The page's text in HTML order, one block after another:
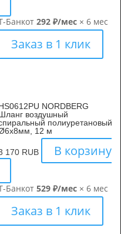
Банкот292 ₽/мес × 6 мес
Заказ в 1 клик
NORDBERG
воздушный
полиуретановый
12 м
170 RUB В корзину
Банкот529 ₽/мес × 6 мес
Заказ в 1 клик